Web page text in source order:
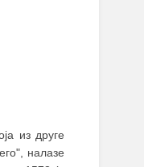
из друге
налазе